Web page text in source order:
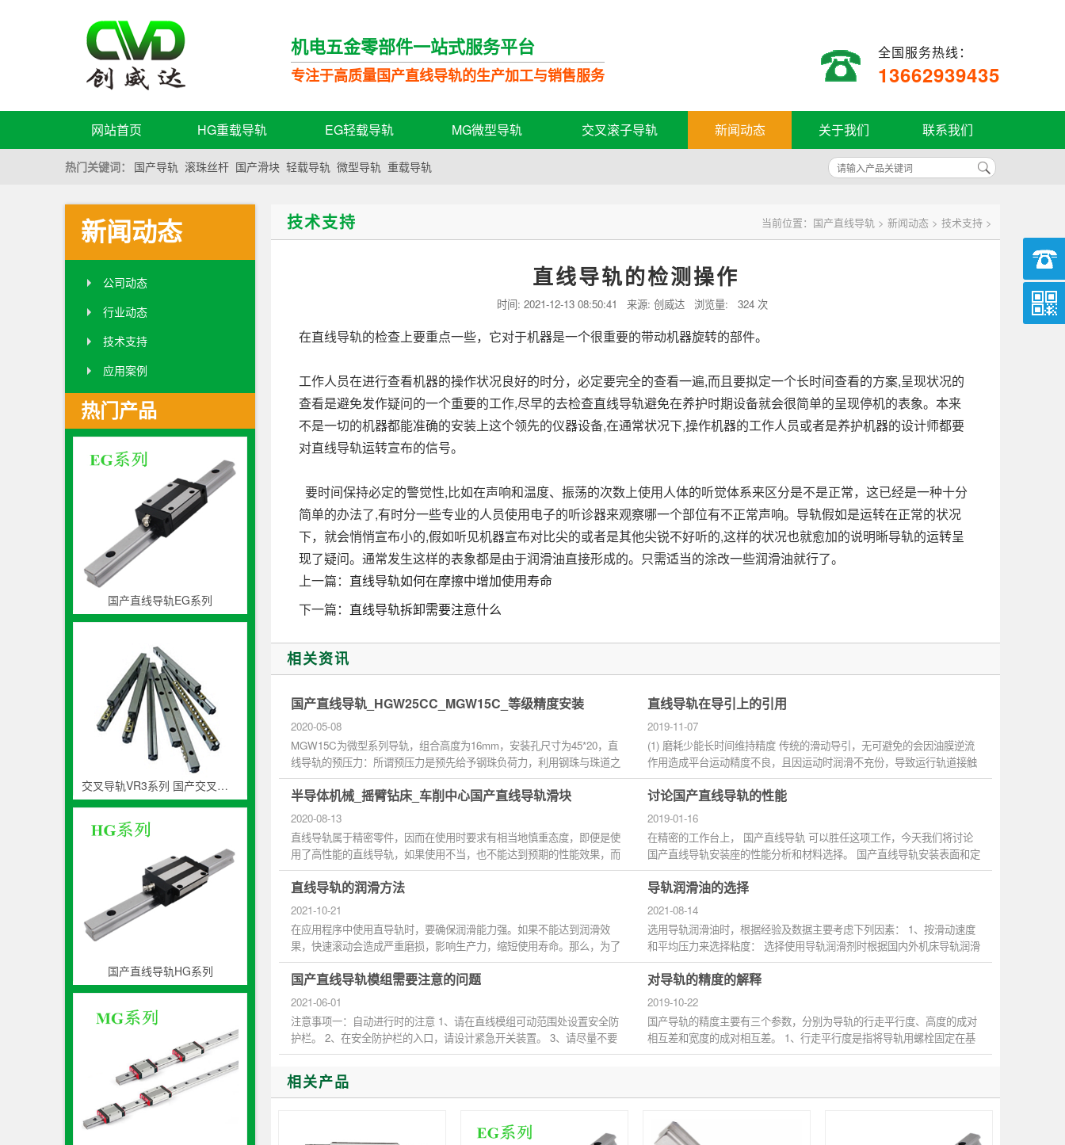
机电五金零部件一站式服务平台
专注于高质量国产直线导轨的生产加工与销售服务
全国服务热线：
13662939435
网站首页 HG重载导轨 EG轻载导轨 MG微型导轨 交叉滚子导轨 新闻动态 关于我们 联系我们
热门关键词： 国产导轨 滚珠丝杆 国产滑块 轻载导轨 微型导轨 重载导轨
新闻动态
公司动态
行业动态
技术支持
应用案例
热门产品
国产直线导轨EG系列
交叉导轨VR3系列 国产交叉滚子轨道生产厂家
国产直线导轨HG系列
技术支持 当前位置： 国产直线导轨 > 新闻动态 > 技术支持 >
直线导轨的检测操作
时间: 2021-12-13 08:50:41 来源: 创威达 浏览量: 324 次
在直线导轨的检查上要重点一些，它对于机器是一个很重要的带动机器旋转的部件。
工作人员在进行查看机器的操作状况良好的时分，必定要完全的查看一遍,而且要拟定一个长时间查看的方案,呈现状况的
查看是避免发作疑问的一个重要的工作,尽早的去检查直线导轨避免在养护时期设备就会很简单的呈现停机的表象。本来
不是一切的机器都能准确的安装上这个领先的仪器设备,在通常状况下,操作机器的工作人员或者是养护机器的设计师都要
对直线导轨运转宣布的信号。
要时间保持必定的警觉性,比如在声响和温度、振荡的次数上使用人体的听觉体系来区分是不是正常，这已经是一种十分
简单的办法了,有时分一些专业的人员使用电子的听诊器来观察哪一个部位有不正常声响。导轨假如是运转在正常的状况
下，就会悄悄宣布小的,假如听见机器宣布对比尖的或者是其他尖锐不好听的,这样的状况也就愈加的说明晰导轨的运转呈
现了疑问。通常发生这样的表象都是由于润滑油直接形成的。只需适当的涂改一些润滑油就行了。
上一篇： 直线导轨如何在摩擦中增加使用寿命
下一篇： 直线导轨拆卸需要注意什么
相关资讯
国产直线导轨_HGW25CC_MGW15C_等级精度安装
2020-05-08
MGW15C为微型系列导轨，组合高度为16mm，安装孔尺寸为45*20，直
线导轨的预压力：所谓预压力是预先给予钢珠负荷力，利用钢珠与珠道之
间负向间隙给予预压...
直线导轨在导引上的引用
2019-11-07
(1) 磨耗少能长时间维持精度 传统的滑动导引，无可避免的会因油膜逆流
作用造成平台运动精度不良，且因运动时润滑不充份，导致运行轨道接触
面的磨损...
半导体机械_摇臂钻床_车削中心国产直线导轨滑块
2020-08-13
直线导轨属于精密零件，因而在使用时要求有相当地慎重态度，即便是使
用了高性能的直线导轨，如果使用不当，也不能达到预期的性能效果，而
且容易使...
讨论国产直线导轨的性能
2019-01-16
在精密的工作台上， 国产直线导轨 可以胜任这项工作，今天我们将讨论
国产直线导轨安装座的性能分析和材料选择。 国产直线导轨安装表面和定
位表面形...
直线导轨的润滑方法
2021-10-21
在应用程序中使用直导轨时，要确保润滑能力强。如果不能达到润滑效
果，快速滚动会造成严重磨损，影响生产力，缩短使用寿命。那么，为了
提高生产力...
导轨润滑油的选择
2021-08-14
选用导轨润滑油时，根据经验及数据主要考虑下列因素： 1、按滑动速度
和平均压力来选择粘度： 选择使用导轨润滑剂时根据国内外机床导轨润滑
实际应用...
国产直线导轨模组需要注意的问题
2021-06-01
注意事项一：自动进行时的注意 1、请在直线模组可动范围处设置安全防
护栏。 2、在安全防护栏的入口，请设计紧急开关装置。 3、请尽量不要
从有关紧急...
对导轨的精度的解释
2019-10-22
国产导轨的精度主要有三个参数，分别为导轨的行走平行度、高度的成对
相互差和宽度的成对相互差。 1、行走平行度是指将导轨用螺栓固定在基
准面上，...
相关产品